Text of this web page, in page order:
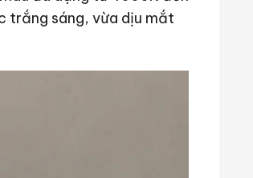
trắng sáng, vừa dịu mắt